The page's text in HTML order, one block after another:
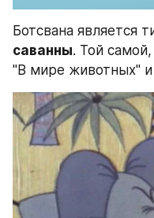
саванны. Той
"В мире животных" и